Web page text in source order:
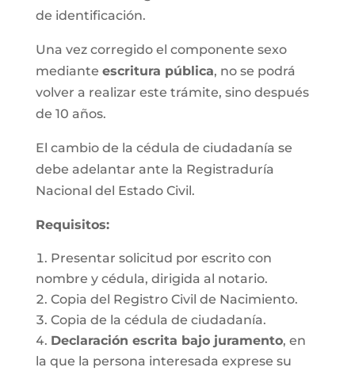
de identificación.
Una vez corregido el componente sexo
mediante escritura pública, no se podrá
volver a realizar este trámite, sino después
de 10 años.
El cambio de la cédula de ciudadanía se
debe adelantar ante la Registraduría
Nacional del Estado Civil.
Requisitos:
Presentar solicitud por escrito con
nombre y cédula, dirigida al notario.
Copia del Registro Civil de Nacimiento.
Copia de la cédula de ciudadanía.
Declaración escrita bajo juramento, en
la que la persona interesada exprese su